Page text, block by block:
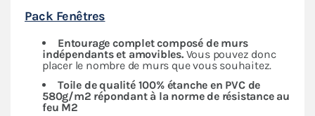
Pack Fenêtres
Entourage complet composé de murs
indépendantset amovibles. Vous pouvez donc
placer le nombre de murs que vous souhaitez.
Toile de qualité 100% étanche en PVC de
580g/m2 répondant à la norme de résistance au
feu M2